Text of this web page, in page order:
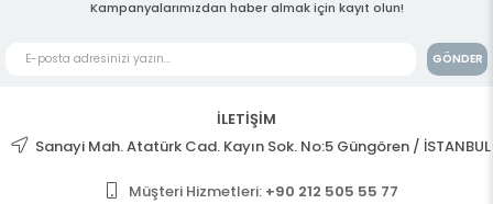
Kampanyalarımızdan haber almak için kayıt olun!
GÖNDER
İLETİŞİM
Sanayi Mah. Atatürk Cad. Kayın Sok. No:5 Güngören / İSTANBUL
Müşteri Hizmetleri: +90 212 505 55 77